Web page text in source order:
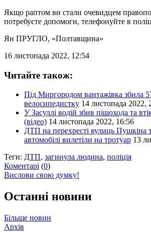
Якщо раптом ви стали очевидцем
потребуєте допомоги, телефонуйте в
Ян ПРУГЛО, «Полтавщина»
16 листопада 2022, 12:54
Читайте також:
Під Миргородом вантажівка збила
велосипедистку 14 листопада 2022,
У Засуллі водій збив пішохода та
(відео) 14 листопада 2022, 16:56
ДТП на перехресті вулиць Пушкіна
автомобілі вилетіли на тротуар 13
Теги: ДТП, загинула людина, поліція
Коментарі (0)
Вислови свою думку!
Останні новини
Більше новин
Архів